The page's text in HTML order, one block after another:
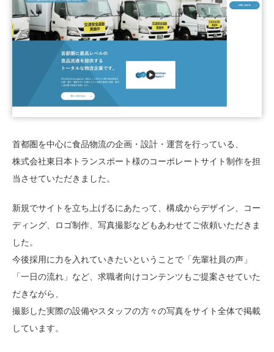
LINE登録
Web制作無料提案 ECサイト制作
首都圏を中心に食品物流の企画・設計・運営を行っている、
株式会社東日本トランスポート様のコーポレートサイト制作を担
当させていただきました。
新規でサイトを立ち上げるにあたって、構成からデザイン、コー
ディング、ロゴ制作、写真撮影などもあわせてご依頼いただきま
した。
今後採用に力を入れていきたいということで「先輩社員の声」
「一日の流れ」など、求職者向けコンテンツもご提案させていた
だきながら、
撮影した実際の設備やスタッフの方々の写真をサイト全体で掲載
しています。